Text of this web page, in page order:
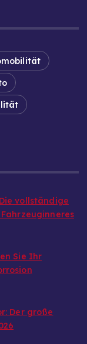
vollständige
Sie Ihr
Der große